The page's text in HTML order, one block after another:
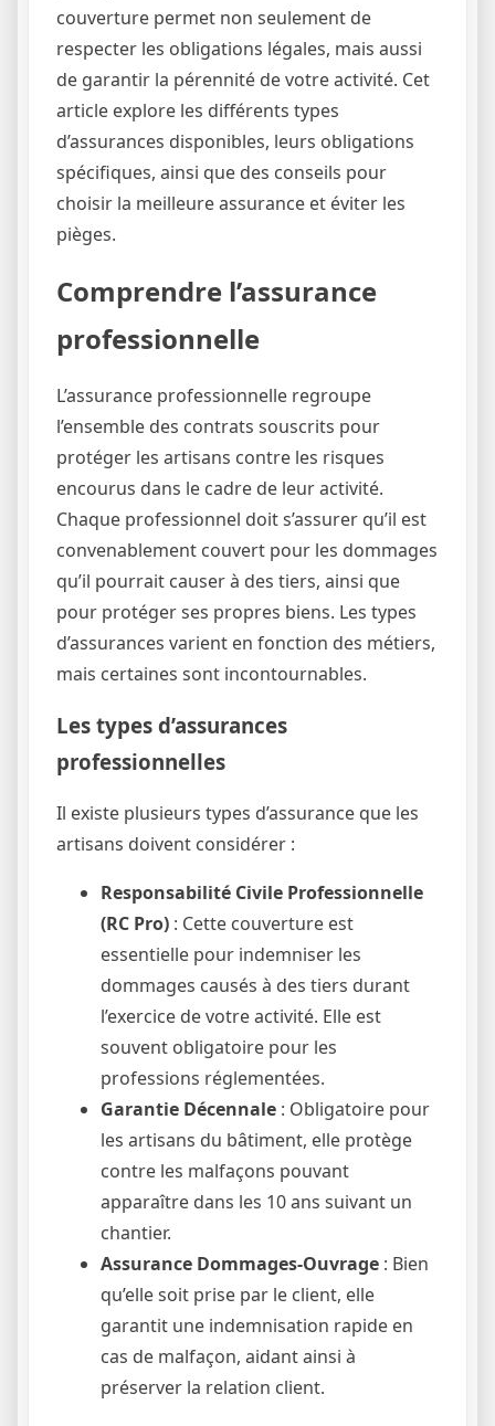
couverture permet non seulement de
respecter les obligations légales, mais aussi
de garantir la pérennité de votre activité. Cet
article explore les différents types
d’assurances disponibles, leurs obligations
spécifiques, ainsi que des conseils pour
choisir la meilleure assurance et éviter les
pièges.
Comprendre l’assurance
professionnelle
L’assurance professionnelle regroupe
l’ensemble des contrats souscrits pour
protéger les artisans contre les risques
encourus dans le cadre de leur activité.
Chaque professionnel doit s’assurer qu’il est
convenablement couvert pour les dommages
qu’il pourrait causer à des tiers, ainsi que
pour protéger ses propres biens. Les types
d’assurances varient en fonction des métiers,
mais certaines sont incontournables.
Les types d’assurances
professionnelles
Il existe plusieurs types d’assurance que les
artisans doivent considérer :
Responsabilité Civile Professionnelle
(RC Pro) : Cette couverture est
essentielle pour indemniser les
dommages causés à des tiers durant
l’exercice de votre activité. Elle est
souvent obligatoire pour les
professions réglementées.
Garantie Décennale : Obligatoire pour
les artisans du bâtiment, elle protège
contre les malfaçons pouvant
apparaître dans les 10 ans suivant un
chantier.
Assurance Dommages-Ouvrage : Bien
qu’elle soit prise par le client, elle
garantit une indemnisation rapide en
cas de malfaçon, aidant ainsi à
préserver la relation client.